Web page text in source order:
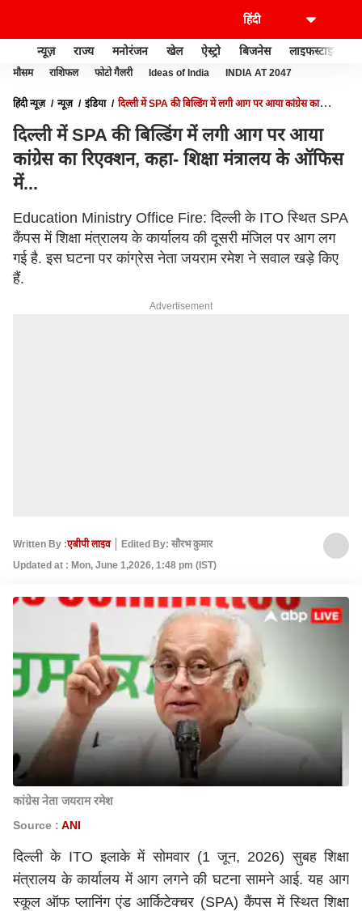
न्यूज़ राज्य मनोरंजन खेल ऐस्ट्रो बिजनेस लाइफस्टाइल
मौसम राशिफल फोटो गैलरी Ideas of India INDIA AT 2047
हिंदी न्यूज़ न्यूज़ इंडिया
दिल्ली में SPA की बिल्डिंग में लगी आग पर आया कांग्रेस का
दिल्ली में SPA की बिल्डिंग में लगी आग पर आया
कांग्रेस का रिएक्शन, कहा- शिक्षा मंत्रालय के ऑफिस
में...
Education Ministry Office Fire: दिल्ली के ITO स्थित SPA
कैंपस में शिक्षा मंत्रालय के कार्यालय की दूसरी मंजिल पर आग लग
गई है. इस घटना पर कांग्रेस नेता जयराम रमेश ने सवाल खड़े किए
हैं.
Advertisement
Written By :एबीपी लाइव
Edited By: सौरभ कुमार
Updated at : Mon, June 1,2026, 1:48 pm (IST)
कांग्रेस नेता जयराम रमेश
Source : ANI
दिल्ली के ITO इलाके में सोमवार (1 जून, 2026) सुबह शिक्षा
मंत्रालय के कार्यालय में आग लगने की घटना सामने आई. यह आग
स्कूल ऑफ प्लानिंग एंड आर्किटेक्चर (SPA) कैंपस में स्थित शिक्षा